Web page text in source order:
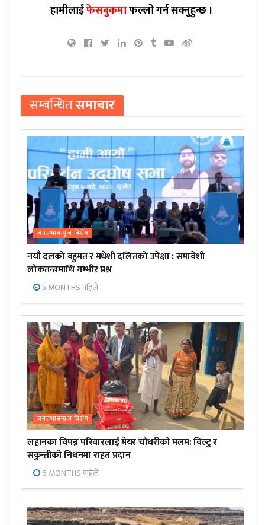
हामीलाईफेसबुकमाफल्लो गर्न सक्नुहुन्छ ।
सम्बन्धितसमाचार
जनप्रभाबन्युज विशेष
नयाँ दलको बहुमत र मधेशी दलितको उपेक्षा : समावेशी
लोकतन्त्रमाथि गम्भीर प्रश्न
5 MONTHS पहिले
जनप्रभाबन्युज विशेष
लहानका विपन्न परिवारलाई मेयर चौधरीको मलम: विल्टु र
सकुन्तीको निधनमा राहत प्रदान
6 MONTHS पहिले